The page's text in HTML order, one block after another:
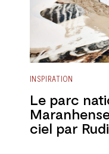
INSPIRATION
Le parc
ciel par